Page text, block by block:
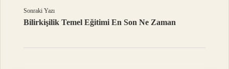
Sonraki Yazı
Bilirkişilik Temel Eğitimi En Son Ne Zaman